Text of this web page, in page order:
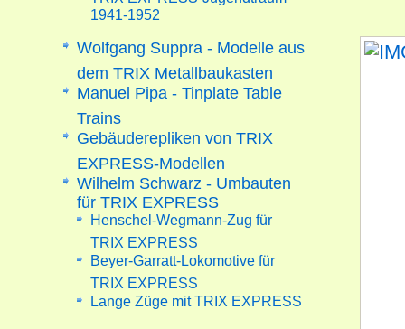
1941-1952
Wolfgang Suppra - Modelle aus
dem TRIX Metallbaukasten
Manuel Pipa - Tinplate Table
Trains
Gebäuderepliken von TRIX
EXPRESS-Modellen
Wilhelm Schwarz - Umbauten
für TRIX EXPRESS
Henschel-Wegmann-Zug für
TRIX EXPRESS
Beyer-Garratt-Lokomotive für
TRIX EXPRESS
Lange Züge mit TRIX EXPRESS